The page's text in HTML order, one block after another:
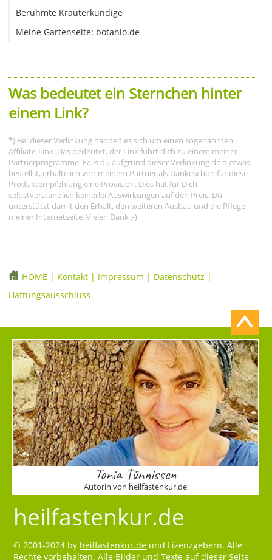
Berühmte Kräuterkundige
Meine Gartenseite: botanio.de
Was bedeutet ein Sternchen hinter
einem Link?
*) Bei dieser Verlinkung handelt es sich um einen sogenannten
Affiliate-Link. Das bedeutet, der Link führt dich zu einem meiner
Partnerprogramme. Falls du aufgrund dieser Verlinkung dort etwas
bestellst, erhalte ich von meinem Partner als Dankeschön für diese
Produktempfehlung eine Provision. Dies hat für Dich
selbstverständlich keinerlei Auswirkungen auf den Preis. Du
unterstützt damit den Erhalt, den weiteren Ausbau und die Pflege
meiner Internetseite. Vielen Dank :-)
HOME | Kontakt | Impressum | Datenschutz |
Haftungsausschluss
Tonia Tünnissen
Autorin von heilfastenkur.de
heilfastenkur.de
© 2001-2024 by heilfastenkur.de und Lizenzgebern. Alle
Rechte vorbehalten. Alle Bilder und Texte auf dieser Seite